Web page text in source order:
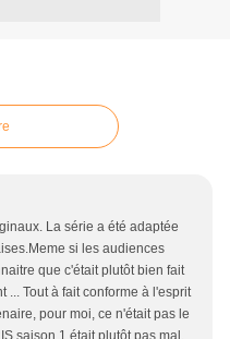
La série a été adaptée
si les audiences
que c'était plutôt bien fait
... Tout à fait conforme à l'esprit
pour moi, ce n'était pas le
saison 1 était plutôt pas mal,